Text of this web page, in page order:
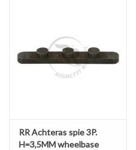
RR Achteras spie 3P.
H=3,5MM wheelbase